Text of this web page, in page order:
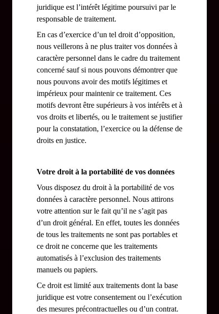
juridique est l’intérêt légitime poursuivi par le
responsable de traitement.
En cas d’exercice d’un tel droit d’opposition,
nous veillerons à ne plus traiter vos données à
caractère personnel dans le cadre du traitement
concerné sauf si nous pouvons démontrer que
nous pouvons avoir des motifs légitimes et
impérieux pour maintenir ce traitement. Ces
motifs devront être supérieurs à vos intérêts et à
vos droits et libertés, ou le traitement se justifier
pour la constatation, l’exercice ou la défense de
droits en justice.
Votre droit à la portabilité de vos données
Vous disposez du droit à la portabilité de vos
données à caractère personnel. Nous attirons
votre attention sur le fait qu’il ne s’agit pas
d’un droit général. En effet, toutes les données
de tous les traitements ne sont pas portables et
ce droit ne concerne que les traitements
automatisés à l’exclusion des traitements
manuels ou papiers.
Ce droit est limité aux traitements dont la base
juridique est votre consentement ou l’exécution
des mesures précontractuelles ou d’un contrat.